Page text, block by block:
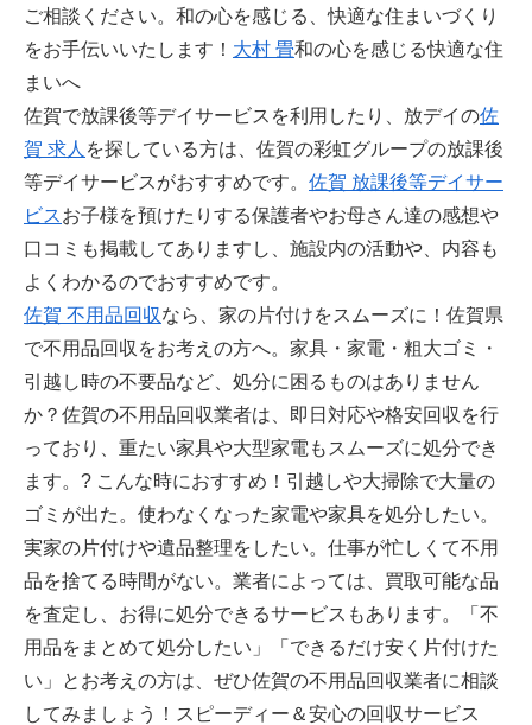
ご相談ください。和の心を感じる、快適な住まいづくり
をお手伝いいたします！ 大村 畳和の心を感じる快適な住
まいへ
佐賀で放課後等デイサービスを利用したり、放デイの佐
賀 求人 を探している方は、佐賀の彩虹グループの放課後
等デイサービスがおすすめです。 佐賀 放課後等デイサー
ビスお子様を預けたりする保護者やお母さん達の感想や
口コミも掲載してありますし、施設内の活動や、内容も
よくわかるのでおすすめです。
佐賀 不用品回収なら、家の片付けをスムーズに！佐賀県
で不用品回収をお考えの方へ。家具・家電・粗大ゴミ・
引越し時の不要品など、処分に困るものはありません
か？佐賀の不用品回収業者は、即日対応や格安回収を行
っており、重たい家具や大型家電もスムーズに処分でき
ます。? こんな時におすすめ！引越しや大掃除で大量の
ゴミが出た。使わなくなった家電や家具を処分したい。
実家の片付けや遺品整理をしたい。仕事が忙しくて不用
品を捨てる時間がない。業者によっては、買取可能な品
を査定し、お得に処分できるサービスもあります。「不
用品をまとめて処分したい」「できるだけ安く片付けた
い」とお考えの方は、ぜひ佐賀の不用品回収業者に相談
してみましょう！スピーディー＆安心の回収サービス